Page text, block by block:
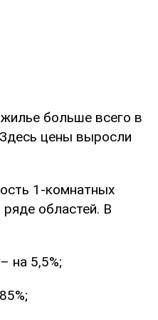
больше всего в
цены выросли
1-комнатных
областей. В
на 5,5%;